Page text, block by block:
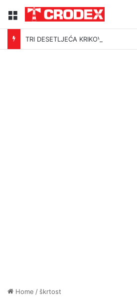
Menu
TRI DESETLJEĆA KRIKOVA OČAJNIKA
Home / škrtost